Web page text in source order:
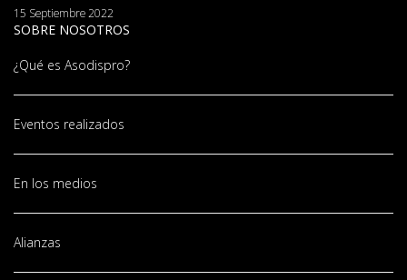
15 Septiembre 2022
SOBRE NOSOTROS
¿Qué es Asodispro?
Eventos realizados
En los medios
Alianzas